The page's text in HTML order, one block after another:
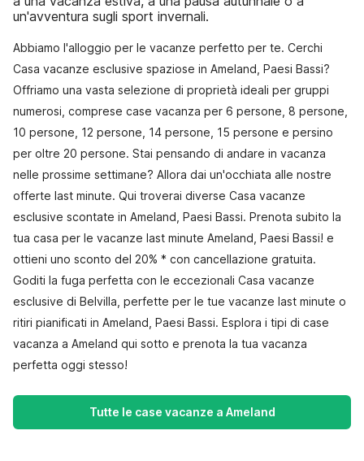
un'avventura sugli sport invernali.
Abbiamo l'alloggio per le vacanze perfetto per te. Cerchi
Casa vacanze esclusive spaziose in Ameland, Paesi Bassi?
Offriamo una vasta selezione di proprietà ideali per gruppi
numerosi, comprese case vacanza per 6 persone, 8 persone,
10 persone, 12 persone, 14 persone, 15 persone e persino
per oltre 20 persone. Stai pensando di andare in vacanza
nelle prossime settimane? Allora dai un'occhiata alle nostre
offerte last minute. Qui troverai diverse Casa vacanze
esclusive scontate in Ameland, Paesi Bassi. Prenota subito la
tua casa per le vacanze last minute Ameland, Paesi Bassi! e
ottieni uno sconto del 20% * con cancellazione gratuita.
Goditi la fuga perfetta con le eccezionali Casa vacanze
esclusive di Belvilla, perfette per le tue vacanze last minute o
ritiri pianificati in Ameland, Paesi Bassi. Esplora i tipi di case
vacanza a Ameland qui sotto e prenota la tua vacanza
perfetta oggi stesso!
Tutte le case vacanze a Ameland